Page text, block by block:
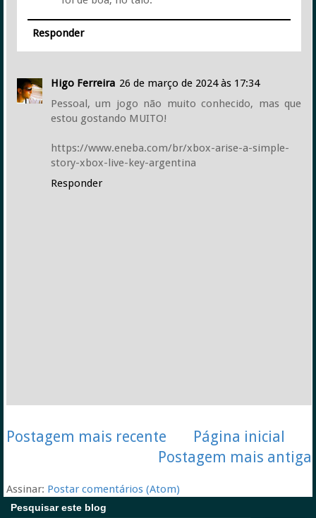
Responder
Higo Ferreira 26 de março de 2024 às 17:34
Pessoal, um jogo não muito conhecido, mas que
estou gostando MUITO!
https://www.eneba.com/br/xbox-arise-a-simple-
story-xbox-live-key-argentina
Responder
Postagem mais recente
Postagem mais antiga
Página inicial
Assinar: Postar comentários (Atom)
Pesquisar este blog